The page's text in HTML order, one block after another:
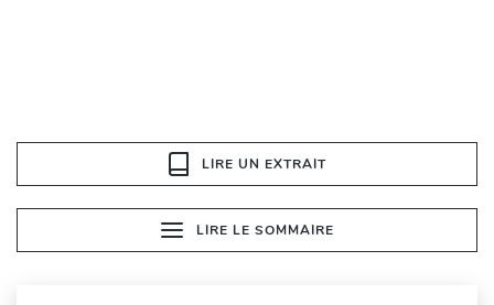
LIRE UN EXTRAIT
LIRE LE SOMMAIRE